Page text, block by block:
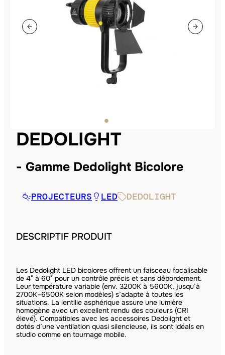
DEDOLIGHT
Gamme Dedolight Bicolore
PROJECTEURS LED DEDOLIGHT
DESCRIPTIF PRODUIT
Les Dedolight LED bicolores offrent un faisceau focalisable
de 4° à 60° pour un contrôle précis et sans débordement.
Leur température variable (env. 3200K à 5600K, jusqu’à
2700K–6500K selon modèles) s’adapte à toutes les
situations. La lentille asphérique assure une lumière
homogène avec un excellent rendu des couleurs (CRI
élevé). Compatibles avec les accessoires Dedolight et
dotés d’une ventilation quasi silencieuse, ils sont idéals en
studio comme en tournage mobile.